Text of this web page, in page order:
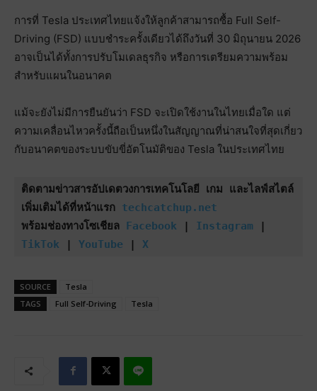
การที่ Tesla ประเทศไทยแจ้งให้ลูกค้าสามารถซื้อ Full Self-
Driving (FSD) แบบชำระครั้งเดียวได้ถึงวันที่ 30 มิถุนายน 2026
อาจเป็นได้ทั้งการปรับโมเดลธุรกิจ หรือการเตรียมความพร้อม
สำหรับแผนในอนาคต
แม้จะยังไม่มีการยืนยันว่า FSD จะเปิดใช้งานในไทยเมื่อใด แต่
ความเคลื่อนไหวครั้งนี้ถือเป็นหนึ่งในสัญญาณที่น่าสนใจที่สุดเกี่ยว
กับอนาคตของระบบขับขี่อัตโนมัติของ Tesla ในประเทศไทย
ติดตามข่าวสารอัปเดตวงการเทคโนโลยี เกม และไลฟ์สไตล์
เพิ่มเติมได้ที่หน้าแรก techcatchup.net
พร้อมช่องทางโซเชียล Facebook | Instagram
TikTok | YouTube | X
SOURCE
Tesla
TAGS
Full Self-Driving Tesla